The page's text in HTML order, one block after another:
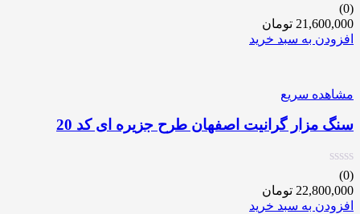
(0)
21,600,000 تومان
افزودن به سبد خرید
مشاهده سریع
سنگ مزار گرانیت اصفهان طرح جزیره ای کد 20
(0)
22,800,000 تومان
افزودن به سبد خرید